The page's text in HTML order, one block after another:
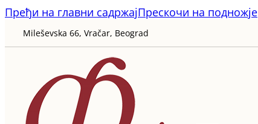
Пређи на главни садржајПрескочи на подножје
Mileševska 66, Vračar, Beograd